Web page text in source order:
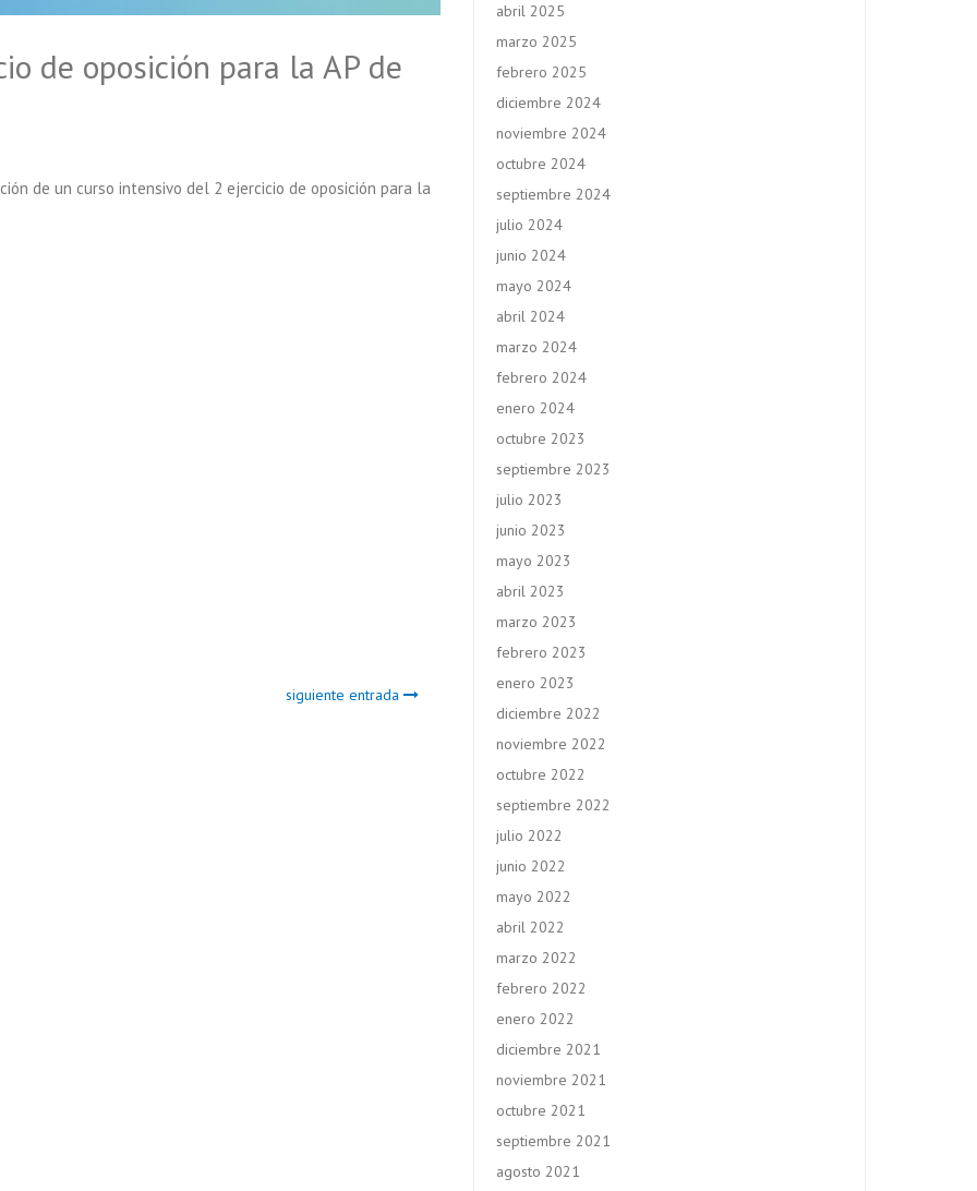
de oposición para la AP de
de un curso intensivo del 2 ejercicio de oposición para la
siguiente entrada
abril 2025
marzo 2025
febrero 2025
diciembre 2024
noviembre 2024
octubre 2024
septiembre 2024
julio 2024
junio 2024
mayo 2024
abril 2024
marzo 2024
febrero 2024
enero 2024
octubre 2023
septiembre 2023
julio 2023
junio 2023
mayo 2023
abril 2023
marzo 2023
febrero 2023
enero 2023
diciembre 2022
noviembre 2022
octubre 2022
septiembre 2022
julio 2022
junio 2022
mayo 2022
abril 2022
marzo 2022
febrero 2022
enero 2022
diciembre 2021
noviembre 2021
octubre 2021
septiembre 2021
agosto 2021